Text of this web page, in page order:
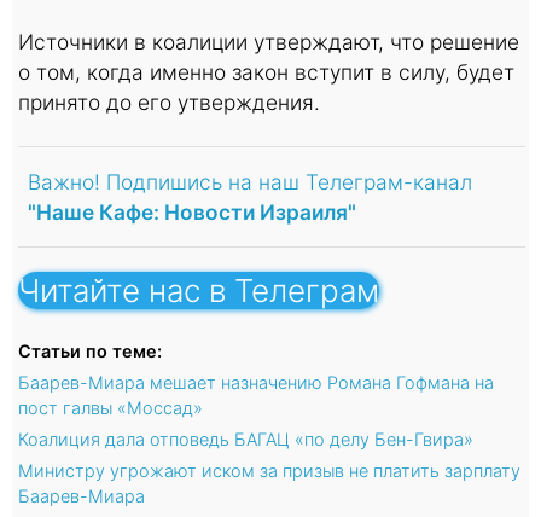
Источники в коалиции утверждают, что решение
о том, когда именно закон вступит в силу, будет
принято до его утверждения.
Важно! Подпишись на наш Телеграм-канал
"Наше Кафе: Новости Израиля"
Читайте нас в Телеграм
Статьи по теме:
Баарев-Миара мешает назначению Романа Гофмана на
пост галвы «Моссад»
Коалиция дала отповедь БАГАЦ «по делу Бен-Гвира»
Министру угрожают иском за призыв не платить зарплату
Баарев-Миара